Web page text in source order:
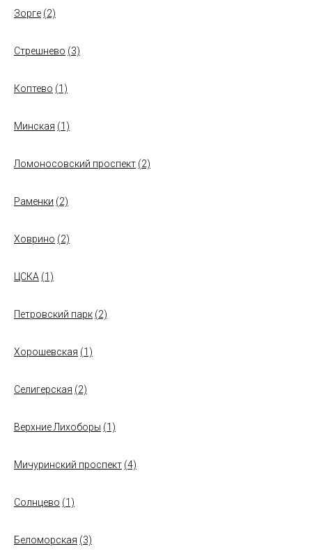
Зорге (2)
Стрешнево (3)
Коптево (1)
Минская (1)
Ломоносовский проспект (2)
Раменки (2)
Ховрино (2)
ЦСКА (1)
Петровский парк (2)
Хорошевская (1)
Селигерская (2)
Верхние Лихоборы (1)
Мичуринский проспект (4)
Солнцево (1)
Беломорская (3)